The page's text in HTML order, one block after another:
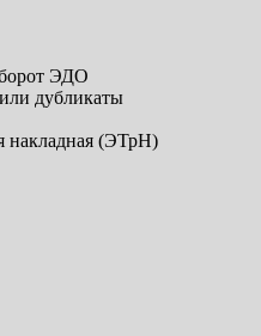
ЭДО
дубликаты
накладная (ЭТрН)